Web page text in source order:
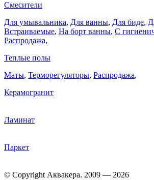
Смесители
Для умывальника, Для ванны, Для биде,
Встраиваемые, На борт ванны, C
Распродажа,
Теплые полы
Маты, Терморегуляторы, Распродажа,
Керамогранит
Ламинат
Паркет
© Copyright Аквакера. 2009 — 2026